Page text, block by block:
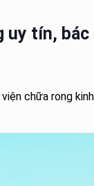
uy tín,
chữa rong